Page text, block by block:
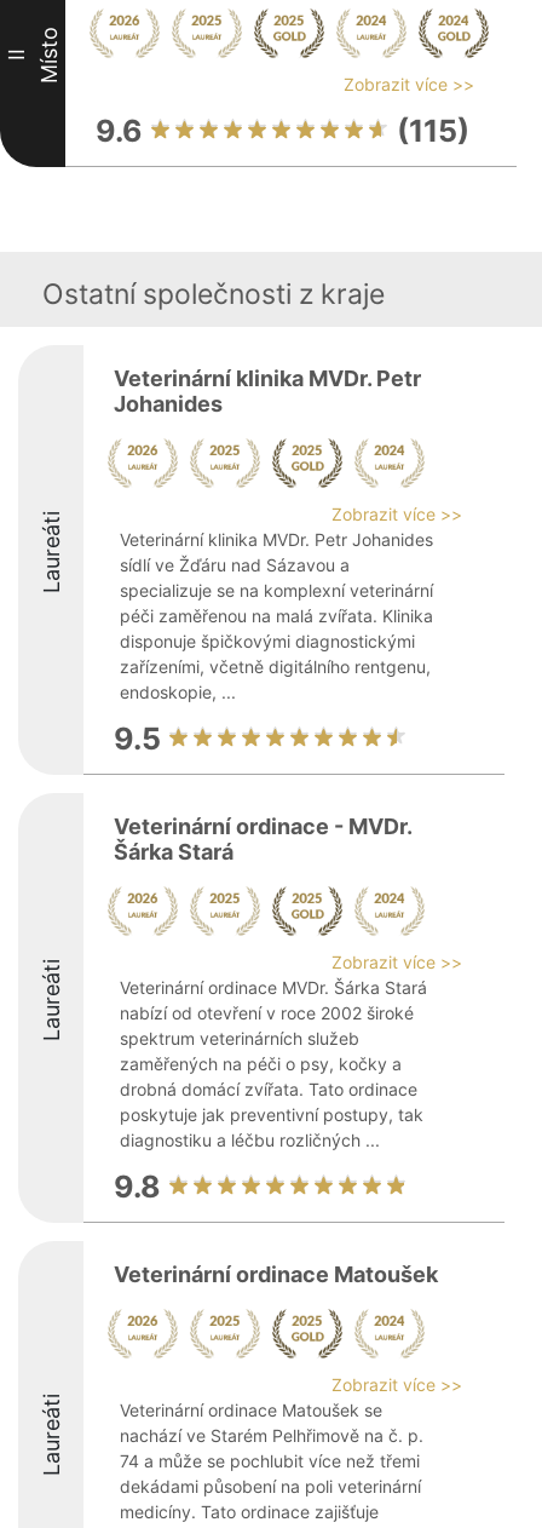
II Místo
Zobrazit více >>
9.6 (115)
Ostatní společnosti z kraje
Laureáti
Veterinární klinika MVDr. Petr
Johanides
Zobrazit více >>
Veterinární klinika MVDr. Petr Johanides
sídlí ve Žďáru nad Sázavou a
specializuje se na komplexní veterinární
péči zaměřenou na malá zvířata. Klinika
disponuje špičkovými diagnostickými
zařízeními, včetně digitálního rentgenu,
endoskopie, ...
9.5
Laureáti
Veterinární ordinace - MVDr.
Šárka Stará
Zobrazit více >>
Veterinární ordinace MVDr. Šárka Stará
nabízí od otevření v roce 2002 široké
spektrum veterinárních služeb
zaměřených na péči o psy, kočky a
drobná domácí zvířata. Tato ordinace
poskytuje jak preventivní postupy, tak
diagnostiku a léčbu rozličných ...
9.8
Laureáti
Veterinární ordinace Matoušek
Zobrazit více >>
Veterinární ordinace Matoušek se
nachází ve Starém Pelhřimově na č. p.
74 a může se pochlubit více než třemi
dekádami působení na poli veterinární
medicíny. Tato ordinace zajišťuje